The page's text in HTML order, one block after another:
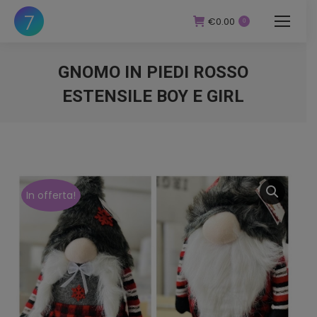
€0.00 0
GNOMO IN PIEDI ROSSO
ESTENSILE BOY E GIRL
In offerta!